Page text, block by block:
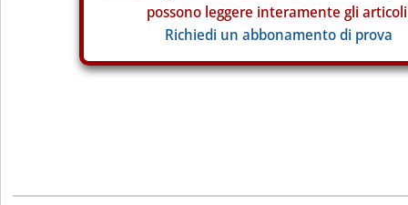
possono leggere interamente gli
Richiedi un abbonamento di prova